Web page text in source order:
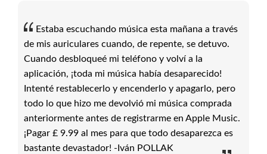
Estaba escuchando música esta mañana a través
de mis auriculares cuando, de repente, se detuvo.
Cuando desbloqueé mi teléfono y volví a la
aplicación, ¡toda mi música había desaparecido!
Intenté restablecerlo y encenderlo y apagarlo, pero
todo lo que hizo me devolvió mi música comprada
anteriormente antes de registrarme en Apple Music.
¡Pagar £ 9.99 al mes para que todo desaparezca es
bastante devastador! -Iván POLLAK